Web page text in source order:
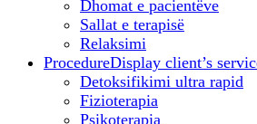
Dhomat e pacientëve
Sallat e terapisë
Relaksimi
ProcedureDisplay client’s
Detoksifikimi ultra rapid
Fizioterapia
Psikoterapia